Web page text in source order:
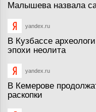
Малышева назвала
yandex.ru
В Кузбассе
эпохи неолита
yandex.ru
В Кемерове
раскопки